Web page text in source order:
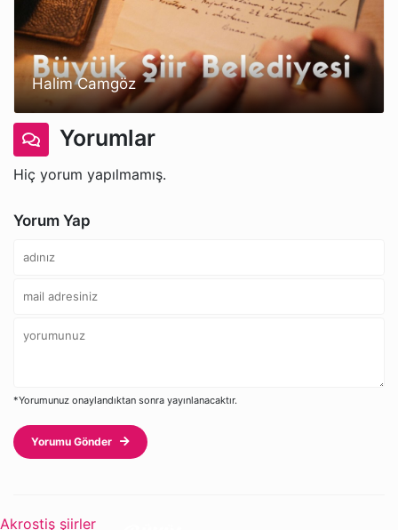
Halim Camgöz
Yorumlar
Hiç yorum yapılmamış.
Yorum Yap
*Yorumunuz onaylandıktan sonra yayınlanacaktır.
Yorumu Gönder
Akrostiş şiirler